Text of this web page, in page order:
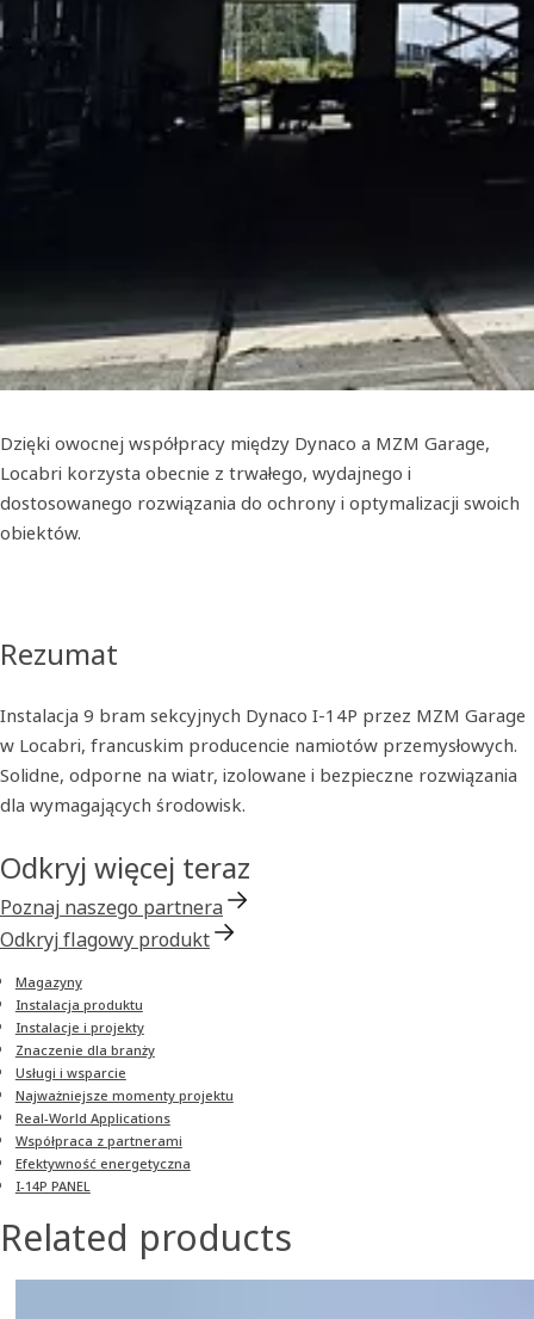
Dzięki owocnej współpracy między Dynaco a MZM Garage,
Locabri korzysta obecnie z trwałego, wydajnego i
dostosowanego rozwiązania do ochrony i optymalizacji swoich
obiektów.
Rezumat
Instalacja 9 bram sekcyjnych Dynaco I-14P przez MZM Garage
w Locabri, francuskim producencie namiotów przemysłowych.
Solidne, odporne na wiatr, izolowane i bezpieczne rozwiązania
dla wymagających środowisk.
Odkryj więcej teraz
Poznaj naszego partnera
Odkryj flagowy produkt
Magazyny
Instalacja produktu
Instalacje i projekty
Znaczenie dla branży
Usługi i wsparcie
Najważniejsze momenty projektu
Real-World Applications
Współpraca z partnerami
Efektywność energetyczna
I-14P PANEL
Related products